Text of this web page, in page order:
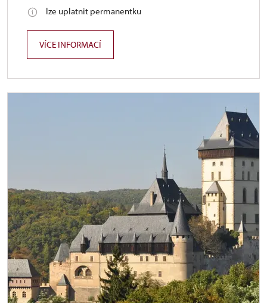
lze uplatnit permanentku
VÍCE INFORMACÍ